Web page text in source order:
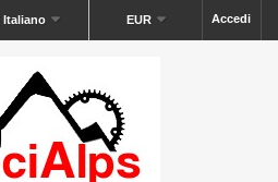
Accedi
EUR
Italiano